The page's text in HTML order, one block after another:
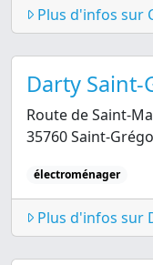
Plus d'infos sur
Darty Saint-
Route de Saint-
35760 Saint-
électroménager
Plus d'infos sur